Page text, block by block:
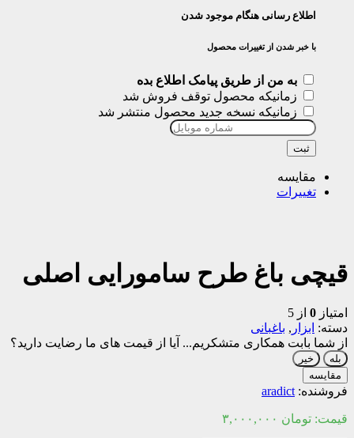
اطلاع رسانی هنگام موجود شدن
با خبر شدن از تغییرات محصول
به من از طریق پیامک اطلاع بده
زمانیکه محصول توقف فروش شد
زمانیکه نسخه جدید محصول منتشر شد
ثبت
مقایسه
تغییرات
قیچی باغ طرح سامورایی اصلی
امتیاز 0 از 5
دسته: ابزار , باغبانی
از شما بابت همکاری متشکریم... آیا از قیمت های ما رضایت دارید؟
بله
خیر
مقایسه
فروشنده: aradict
قیمت: تومان